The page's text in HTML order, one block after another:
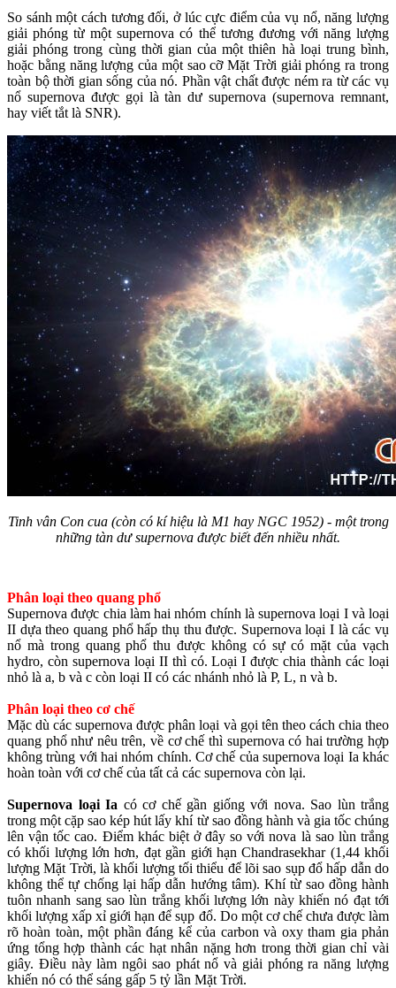
So sánh một cách tương đối, ở lúc cực điểm của vụ nổ, năng lượng
giải phóng từ một supernova có thể tương đương với năng lượng
giải phóng trong cùng thời gian của một thiên hà loại trung bình,
hoặc bằng năng lượng của một sao cỡ Mặt Trời giải phóng ra trong
toàn bộ thời gian sống của nó. Phần vật chất được ném ra từ các vụ
nổ supernova được gọi là tàn dư supernova (supernova remnant,
hay viết tắt là SNR).
Tinh vân Con cua (còn có kí hiệu là M1 hay NGC 1952) - một trong
những tàn dư supernova được biết đến nhiều nhất.
Phân loại theo quang phổ
Supernova được chia làm hai nhóm chính là supernova loại I và loại
II dựa theo quang phổ hấp thụ thu được. Supernova loại I là các vụ
nổ mà trong quang phổ thu được không có sự có mặt của vạch
hydro, còn supernova loại II thì có. Loại I được chia thành các loại
nhỏ là a, b và c còn loại II có các nhánh nhỏ là P, L, n và b.
Phân loại theo cơ chế
Mặc dù các supernova được phân loại và gọi tên theo cách chia theo
quang phổ như nêu trên, về cơ chế thì supernova có hai trường hợp
không trùng với hai nhóm chính. Cơ chế của supernova loại Ia khác
hoàn toàn với cơ chế của tất cả các supernova còn lại.
Supernova loại Ia có cơ chế gần giống với nova. Sao lùn trắng
trong một cặp sao kép hút lấy khí từ sao đồng hành và gia tốc chúng
lên vận tốc cao. Điểm khác biệt ở đây so với nova là sao lùn trắng
có khối lượng lớn hơn, đạt gần giới hạn Chandrasekhar (1,44 khối
lượng Mặt Trời, là khối lượng tối thiểu để lõi sao sụp đổ hấp dẫn do
không thể tự chống lại hấp dẫn hướng tâm). Khí từ sao đồng hành
tuôn nhanh sang sao lùn trắng khối lượng lớn này khiến nó đạt tới
khối lượng xấp xỉ giới hạn để sụp đổ. Do một cơ chế chưa được làm
rõ hoàn toàn, một phần đáng kể của carbon và oxy tham gia phản
ứng tổng hợp thành các hạt nhân nặng hơn trong thời gian chỉ vài
giây. Điều này làm ngôi sao phát nổ và giải phóng ra năng lượng
khiến nó có thể sáng gấp 5 tỷ lần Mặt Trời.